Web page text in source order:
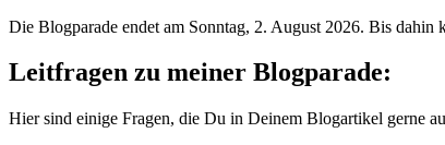
Die Blogparade endet am Sonntag, 2. August 2026. Bis
Leitfragen zu meiner Blogparade:
Hier sind einige Fragen, die Du in Deinem Blogartikel gerne